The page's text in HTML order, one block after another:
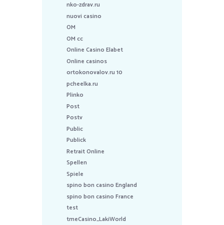
nko-zdrav.ru
nuovi casino
OM
OM cc
Online Casino Elabet
Online casinos
ortokonovalov.ru 10
pcheelka.ru
Plinko
Post
Postv
Public
Publick
Retrait Online
Spellen
Spiele
spino bon casino England
spino bon casino France
test
tmeCasino_LakiWorld